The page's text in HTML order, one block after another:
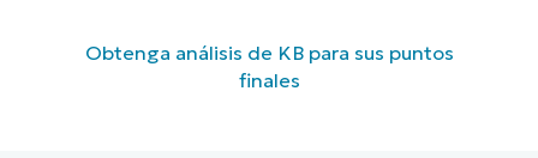
Obtenga análisis de KB para sus puntos
finales